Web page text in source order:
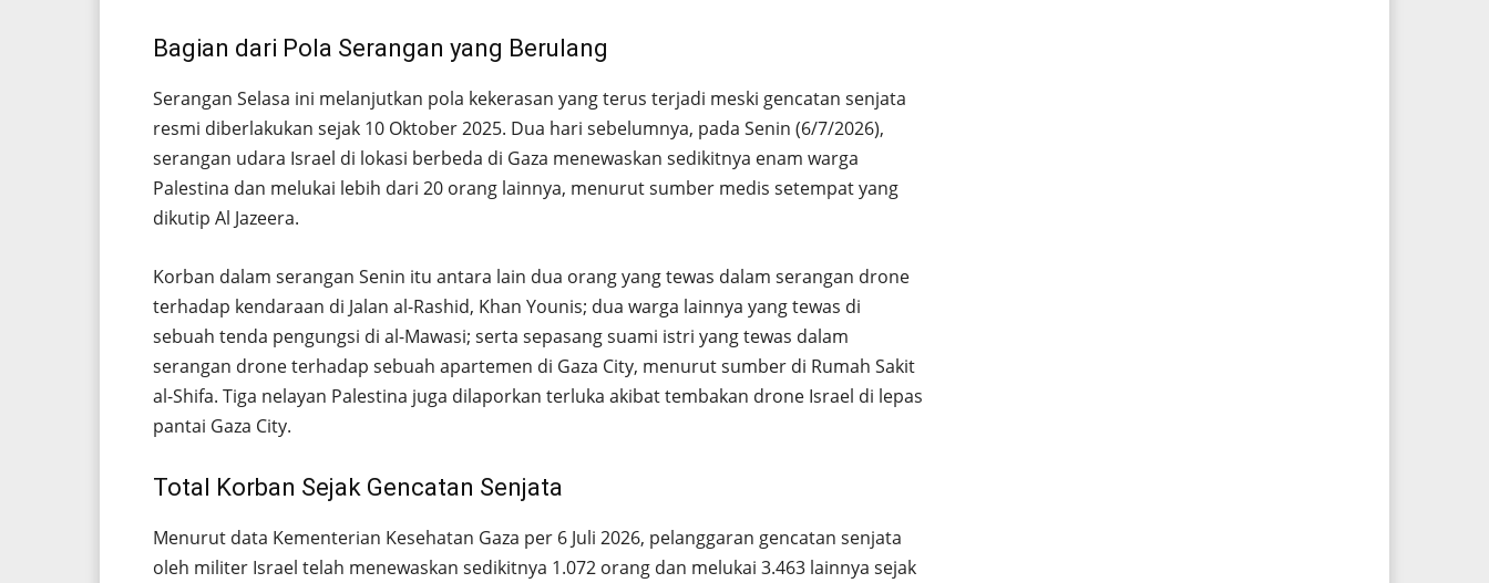
Bagian dari Pola Serangan yang Berulang
Serangan Selasa ini melanjutkan pola kekerasan yang terus terjadi meski gencatan senjata
resmi diberlakukan sejak 10 Oktober 2025. Dua hari sebelumnya, pada Senin (6/7/2026),
serangan udara Israel di lokasi berbeda di Gaza menewaskan sedikitnya enam warga
Palestina dan melukai lebih dari 20 orang lainnya, menurut sumber medis setempat yang
dikutip Al Jazeera.
Korban dalam serangan Senin itu antara lain dua orang yang tewas dalam serangan drone
terhadap kendaraan di Jalan al-Rashid, Khan Younis; dua warga lainnya yang tewas di
sebuah tenda pengungsi di al-Mawasi; serta sepasang suami istri yang tewas dalam
serangan drone terhadap sebuah apartemen di Gaza City, menurut sumber di Rumah Sakit
al-Shifa. Tiga nelayan Palestina juga dilaporkan terluka akibat tembakan drone Israel di lepas
pantai Gaza City.
Total Korban Sejak Gencatan Senjata
Menurut data Kementerian Kesehatan Gaza per 6 Juli 2026, pelanggaran gencatan senjata
oleh militer Israel telah menewaskan sedikitnya 1.072 orang dan melukai 3.463 lainnya sejak